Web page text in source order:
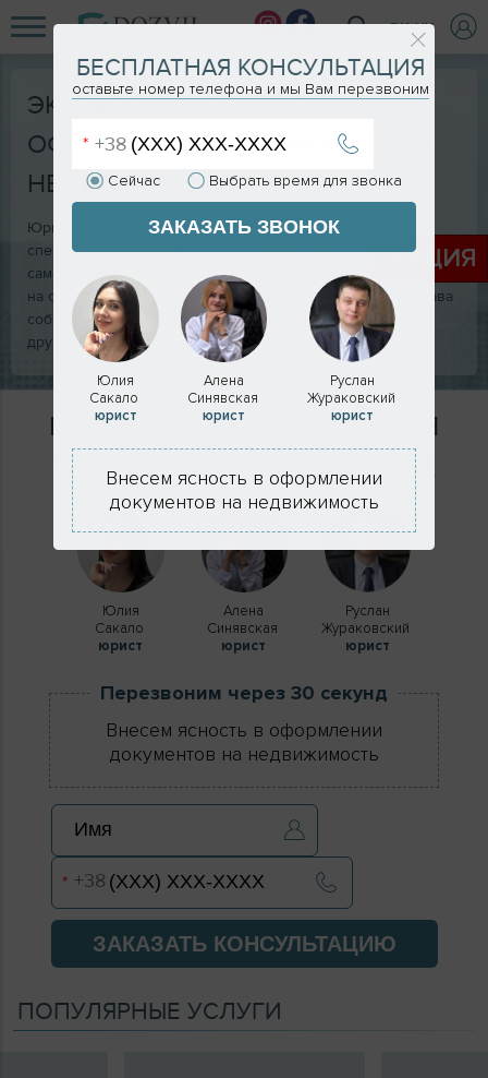
RU UK
ЭКСПЕРТНЫЙ СЕРВИС
ОФОРМЛЕНИЯ ДОКУМЕНТОВ НА
НЕДВИЖИМОСТЬ
Юридическая компания DOZVIL предлагает широкий
спектр услуг в оформлении документов на недвижимость:
самострой, реконструкцию, перепланировку, разрешение
на строительство, ввод в эксплуатацию, регистрация права
собственности, раздел и объединение помещений и
другие.
БЕСПЛАТНАЯ КОНСУЛЬТАЦИЯ
оставьте номер телефона и мы Вам перезвоним
Юлия
Сакало
юрист
Алена
Синявская
юрист
Руслан
Жураковский
юрист
Перезвоним через 30 секунд
Внесем ясность в оформлении
документов на недвижимость
ЗАКАЗАТЬ КОНСУЛЬТАЦИЮ
ПОПУЛЯРНЫЕ УСЛУГИ
АКЦИЯ
БЕСПЛАТНАЯ КОНСУЛЬТАЦИЯ
оставьте номер телефона и мы Вам перезвоним
Сейчас Выбрать время для звонка
ЗАКАЗАТЬ ЗВОНОК
Юлия
Сакало
юрист
Алена
Синявская
юрист
Руслан
Жураковский
юрист
Внесем ясность в оформлении
документов на недвижимость